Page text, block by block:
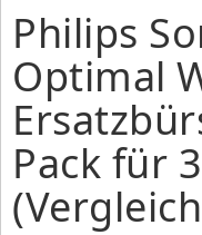
Philips
Optimal
Pack für